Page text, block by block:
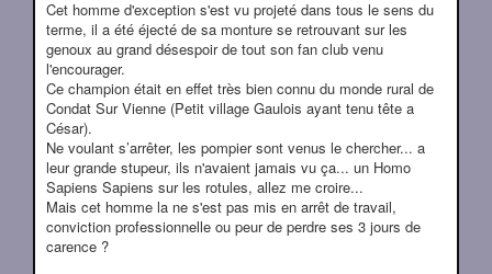
Cet homme d'exception s'est vu projeté dans tous le sens du
terme, il a été éjecté de sa monture se retrouvant sur les
genoux au grand désespoir de tout son fan club venu
l'encourager.
Ce champion était en effet très bien connu du monde rural de
Condat Sur Vienne (Petit village Gaulois ayant tenu tête a
César).
Ne voulant s’arrêter, les pompier sont venus le chercher... a
leur grande stupeur, ils n'avaient jamais vu ça... un Homo
Sapiens Sapiens sur les rotules, allez me croire...
Mais cet homme la ne s'est pas mis en arrêt de travail,
conviction professionnelle ou peur de perdre ses 3 jours de
carence ?